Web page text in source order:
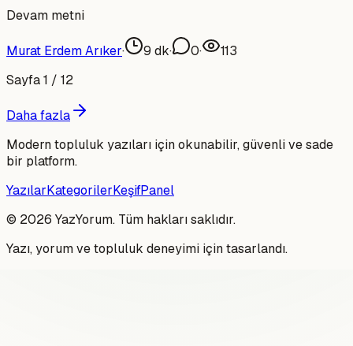
Devam metni
Murat Erdem Arıker· 9 dk· 0·
113
Sayfa1 / 12
Daha fazla
Modern topluluk yazıları için okunabilir, güvenli ve sade
bir platform.
YazılarKategorilerKeşifPanel
© 2026 YazYorum. Tüm hakları saklıdır.
Yazı, yorum ve topluluk deneyimi için tasarlandı.